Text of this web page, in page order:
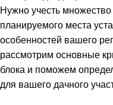
Нужно учесть
планируемого места
особенностей вашего
рассмотрим основные
блока и поможем
для вашего дачного